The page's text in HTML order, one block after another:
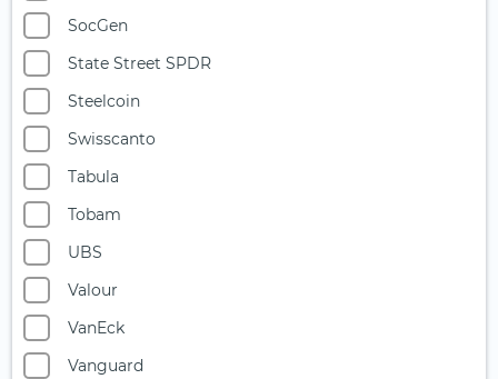
SocGen
State Street SPDR
Steelcoin
Swisscanto
Tabula
Tobam
UBS
Valour
VanEck
Vanguard